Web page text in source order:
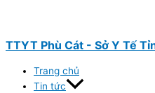
dung
TTYT Phù Cát - Sở Y Tế
Trang chủ
Tin tức